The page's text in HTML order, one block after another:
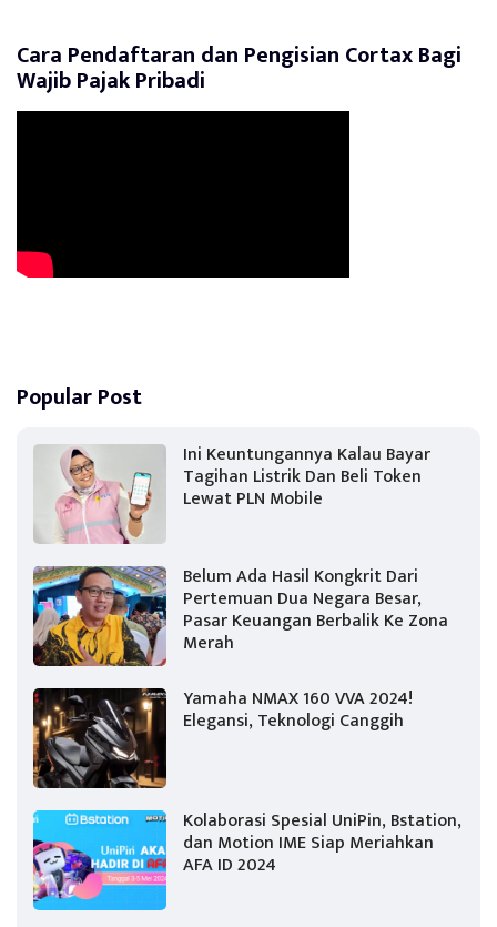
Cara Pendaftaran dan Pengisian Cortax Bagi
Wajib Pajak Pribadi
Popular Post
Ini Keuntungannya Kalau Bayar
Tagihan Listrik Dan Beli Token
Lewat PLN Mobile
Belum Ada Hasil Kongkrit Dari
Pertemuan Dua Negara Besar,
Pasar Keuangan Berbalik Ke Zona
Merah
Yamaha NMAX 160 VVA 2024!
Elegansi, Teknologi Canggih
Kolaborasi Spesial UniPin, Bstation,
dan Motion IME Siap Meriahkan
AFA ID 2024